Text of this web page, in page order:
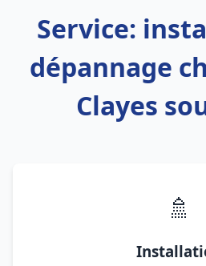
Service:
dépannage
Clayes
🚿